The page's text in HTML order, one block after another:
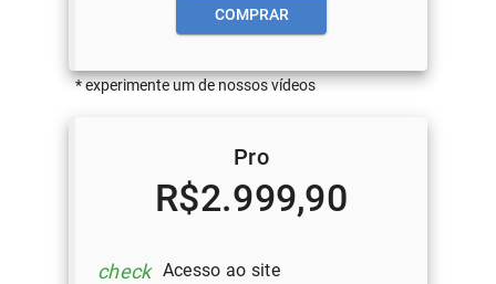
COMPRAR
* experimente um de nossos vídeos
Pro
R$2.999,90
check Acesso ao site